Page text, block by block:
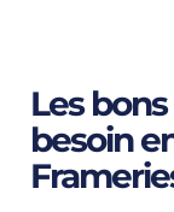
Les
besoin